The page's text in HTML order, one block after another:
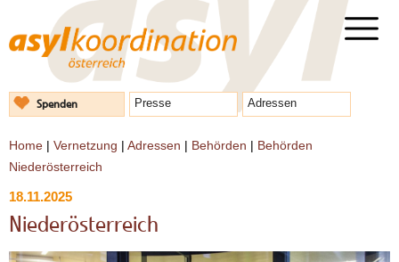
Spenden Presse Adressen
Home | Vernetzung | Adressen | Behörden | Behörden
Niederösterreich
18.11.2025
Niederösterreich